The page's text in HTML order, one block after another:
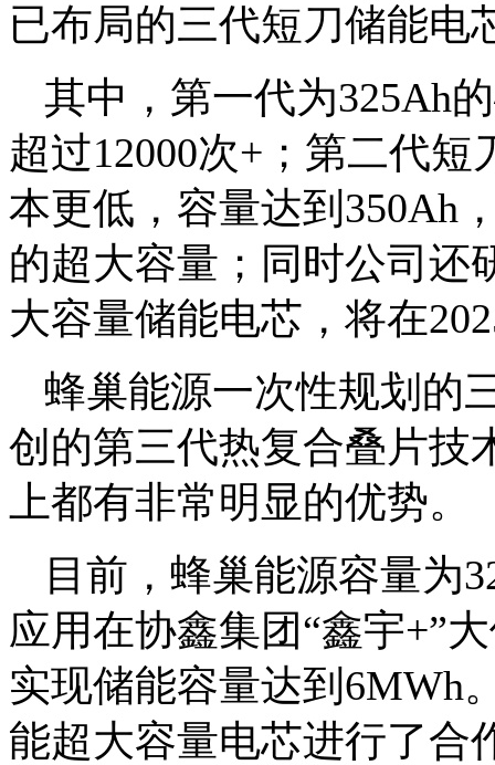
已布局的三代短刀储能电
其中，第一代为325Ah
超过12000次+；第二代
本更低，容量达到350Ah
的超大容量；同时公司
大容量储能电芯，将在
蜂巢能源一次性规划的
创的第三代热复合叠片技
上都有非常明显的优势。
目前，蜂巢能源容量为
应用在协鑫集团“鑫宇+”
实现储能容量达到6MWh
能超大容量电芯进行了合